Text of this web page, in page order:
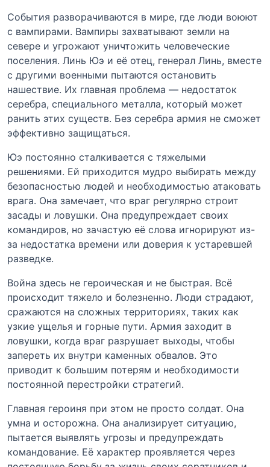
События разворачиваются в мире, где люди воюют
с вампирами. Вампиры захватывают земли на
севере и угрожают уничтожить человеческие
поселения. Линь Юэ и её отец, генерал Линь, вместе
с другими военными пытаются остановить
нашествие. Их главная проблема — недостаток
серебра, специального металла, который может
ранить этих существ. Без серебра армия не сможет
эффективно защищаться.
Юэ постоянно сталкивается с тяжелыми
решениями. Ей приходится мудро выбирать между
безопасностью людей и необходимостью атаковать
врага. Она замечает, что враг регулярно строит
засады и ловушки. Она предупреждает своих
командиров, но зачастую её слова игнорируют из-
за недостатка времени или доверия к устаревшей
разведке.
Война здесь не героическая и не быстрая. Всё
происходит тяжело и болезненно. Люди страдают,
сражаются на сложных территориях, таких как
узкие ущелья и горные пути. Армия заходит в
ловушки, когда враг разрушает выходы, чтобы
запереть их внутри каменных обвалов. Это
приводит к большим потерям и необходимости
постоянной перестройки стратегий.
Главная героиня при этом не просто солдат. Она
умна и осторожна. Она анализирует ситуацию,
пытается выявлять угрозы и предупреждать
командование. Её характер проявляется через